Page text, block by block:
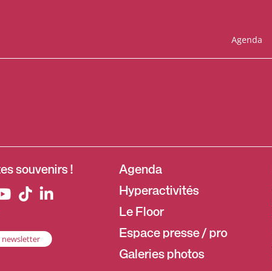
Agenda
souvenirs !
Agenda
Hyperactivités
Le Floor
Espace presse / pro
Galeries photos